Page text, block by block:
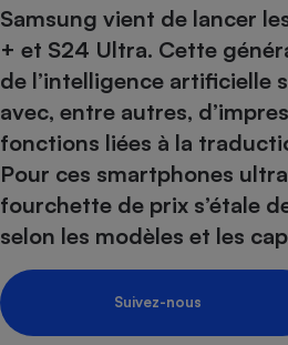
Samsung vient de lancer
+ et S24 Ultra. Cette
de l’intelligence artificielle
avec, entre autres,
fonctions liées à la
Pour ces smartphones
fourchette de prix s’étale
selon les modèles et les
Suivez-nous
Tous les comparateurs
Toutes les cartes interactives
Speedtest -
connexion